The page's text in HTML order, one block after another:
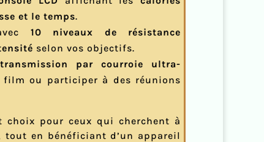
et le temps.
10 niveaux de résistance
selon vos objectifs.
transmission par courroie ultra-
ou participer à des réunions
choix pour ceux qui cherchent à
en bénéficiant d’un appareil